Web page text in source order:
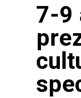
7-9